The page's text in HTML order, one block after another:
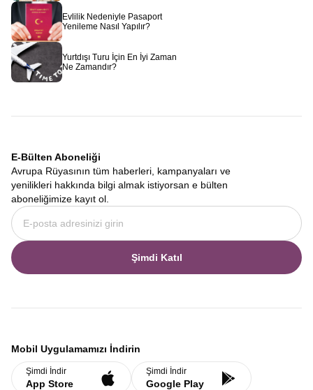
Evlilik Nedeniyle Pasaport
Yenileme Nasıl Yapılır?
Yurtdışı Turu İçin En İyi Zaman
Ne Zamandır?
E-Bülten Aboneliği
Avrupa Rüyasının tüm haberleri, kampanyaları ve
yenilikleri hakkında bilgi almak istiyorsan e bülten
aboneliğimize kayıt ol.
Şimdi Katıl
Mobil Uygulamamızı İndirin
Şimdi İndir
App Store
Şimdi İndir
Google Play